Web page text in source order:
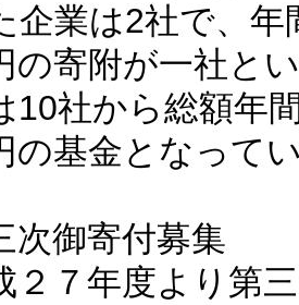
企業は2社で、
の寄附が一社と
10社から総額年
の基金となって
次御寄付募集
２７年度より第